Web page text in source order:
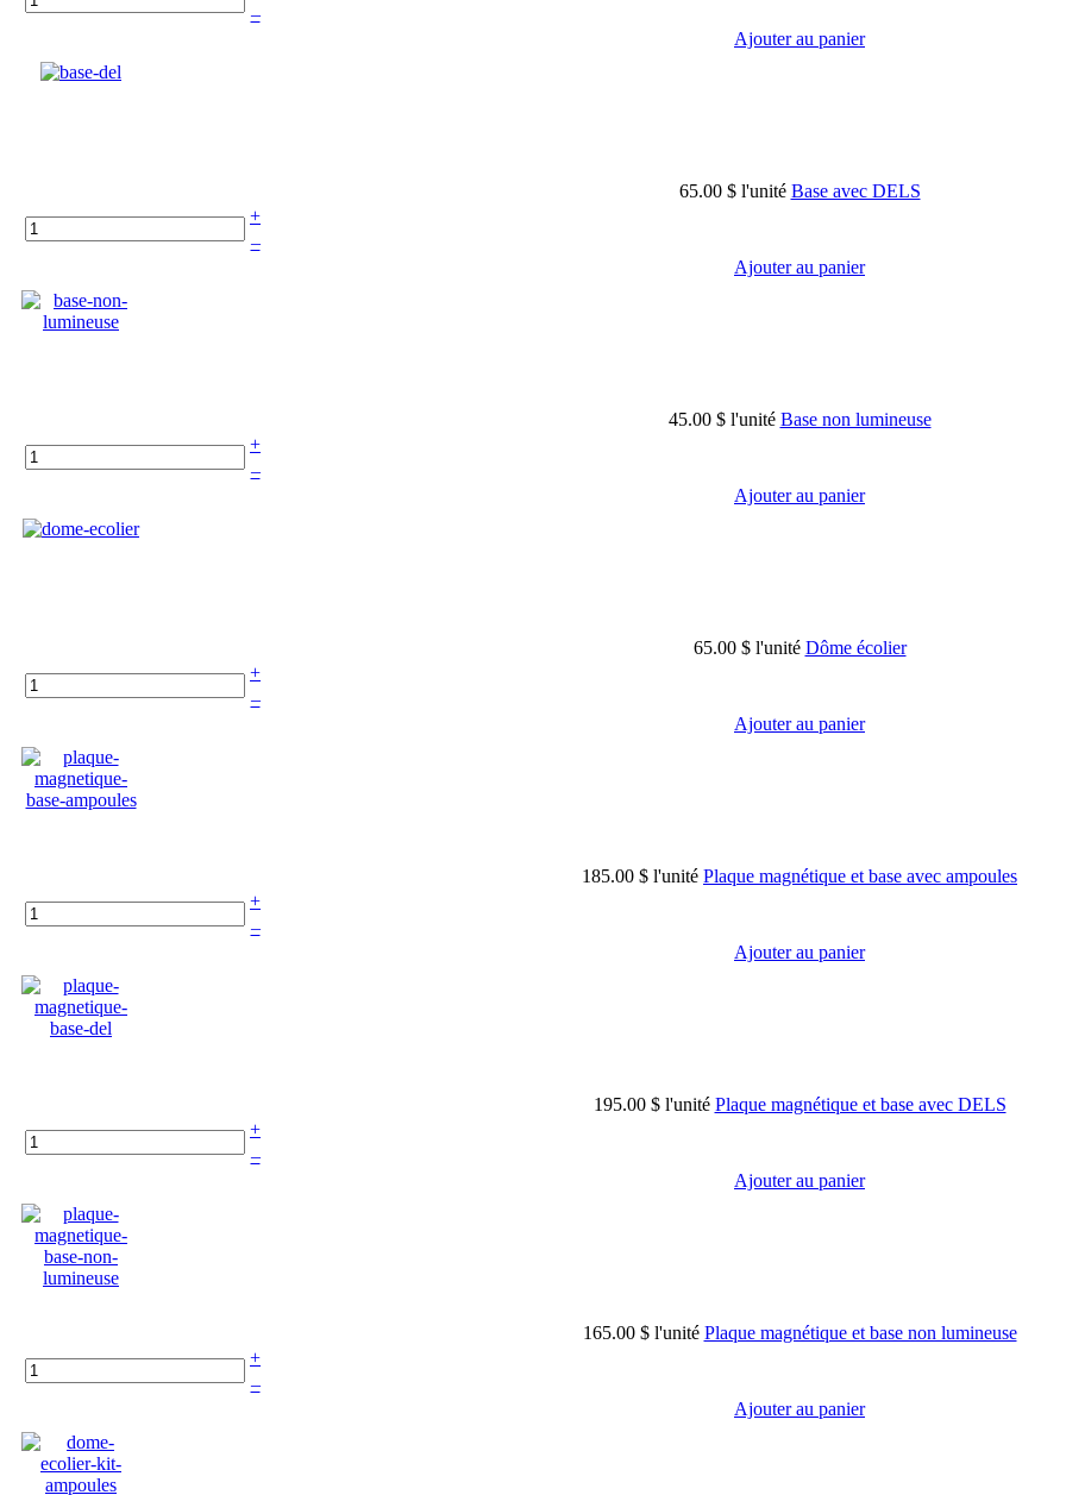
–
Ajouter au panier
65.00 $ l'unité Base avec DELS
+
–
Ajouter au panier
45.00 $ l'unité Base non lumineuse
+
–
Ajouter au panier
65.00 $ l'unité Dôme écolier
+
–
Ajouter au panier
185.00 $ l'unité Plaque magnétique et base avec ampoules
+
–
Ajouter au panier
195.00 $ l'unité Plaque magnétique et base avec DELS
+
–
Ajouter au panier
165.00 $ l'unité Plaque magnétique et base non lumineuse
+
–
Ajouter au panier